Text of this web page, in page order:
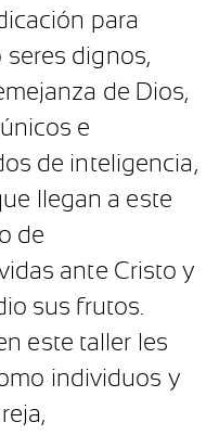
para
dignos,
de Dios,
e
de inteligencia,
llegan a este
de
ante Cristo y
sus frutos.
este taller les
individuos y